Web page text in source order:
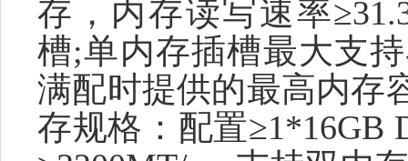
存，内存读写速率
槽;单内存插槽最大支
满配时提供的最高内存
存规格：配置≥1*16GB